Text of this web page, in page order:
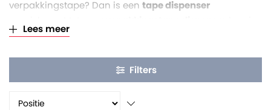
verpakkingstape? Dan is een tape dispenser
in staat om gemakkelijk én snel dozen en andere
haal de tape erdoor en start met tapen. Simpel, snel en
effectief. Onze dispensers zijn voorzien van een
Lees meer
Filters